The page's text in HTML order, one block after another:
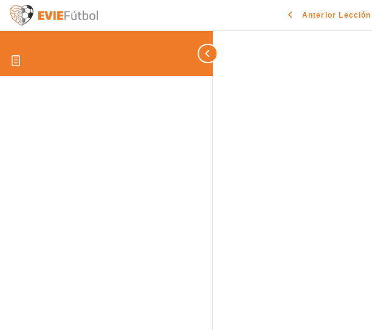
Anterior Lección